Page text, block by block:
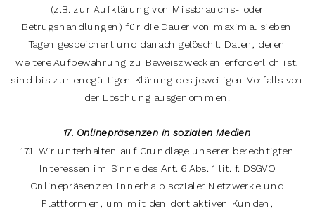
(z.B. zur Aufklärung von Missbrauchs- oder
Betrugshandlungen) für die Dauer von maximal sieben
Tagen gespeichert und danach gelöscht. Daten, deren
weitere Aufbewahrung zu Beweiszwecken erforderlich ist,
sind bis zur endgültigen Klärung des jeweiligen Vorfalls von
der Löschung ausgenommen.
17. Onlinepräsenzen in sozialen Medien
17.1. Wir unterhalten auf Grundlage unserer berechtigten
Interessen im Sinne des Art. 6 Abs. 1 lit. f. DSGVO
Onlinepräsenzen innerhalb sozialer Netzwerke und
Plattformen, um mit den dort aktiven Kunden,